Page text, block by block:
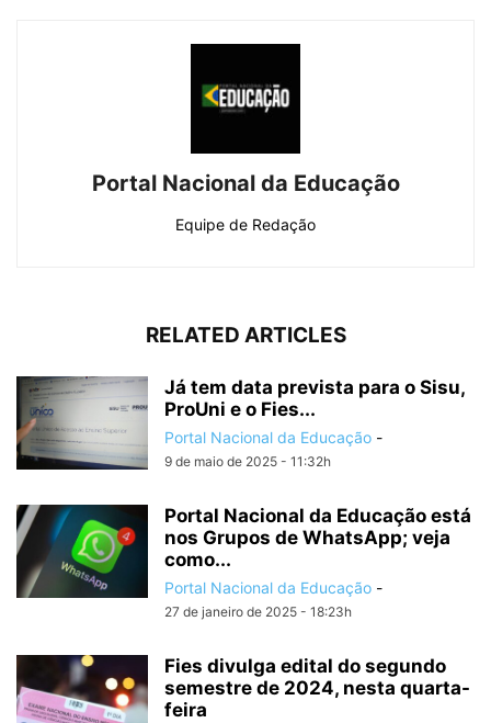
Portal Nacional da Educação
Equipe de Redação
RELATED ARTICLES
Já tem data prevista para o Sisu,
ProUni e o Fies...
Portal Nacional da Educação -
9 de maio de 2025 - 11:32h
Portal Nacional da Educação está
nos Grupos de WhatsApp; veja
como...
Portal Nacional da Educação -
27 de janeiro de 2025 - 18:23h
Fies divulga edital do segundo
semestre de 2024, nesta quarta-
feira